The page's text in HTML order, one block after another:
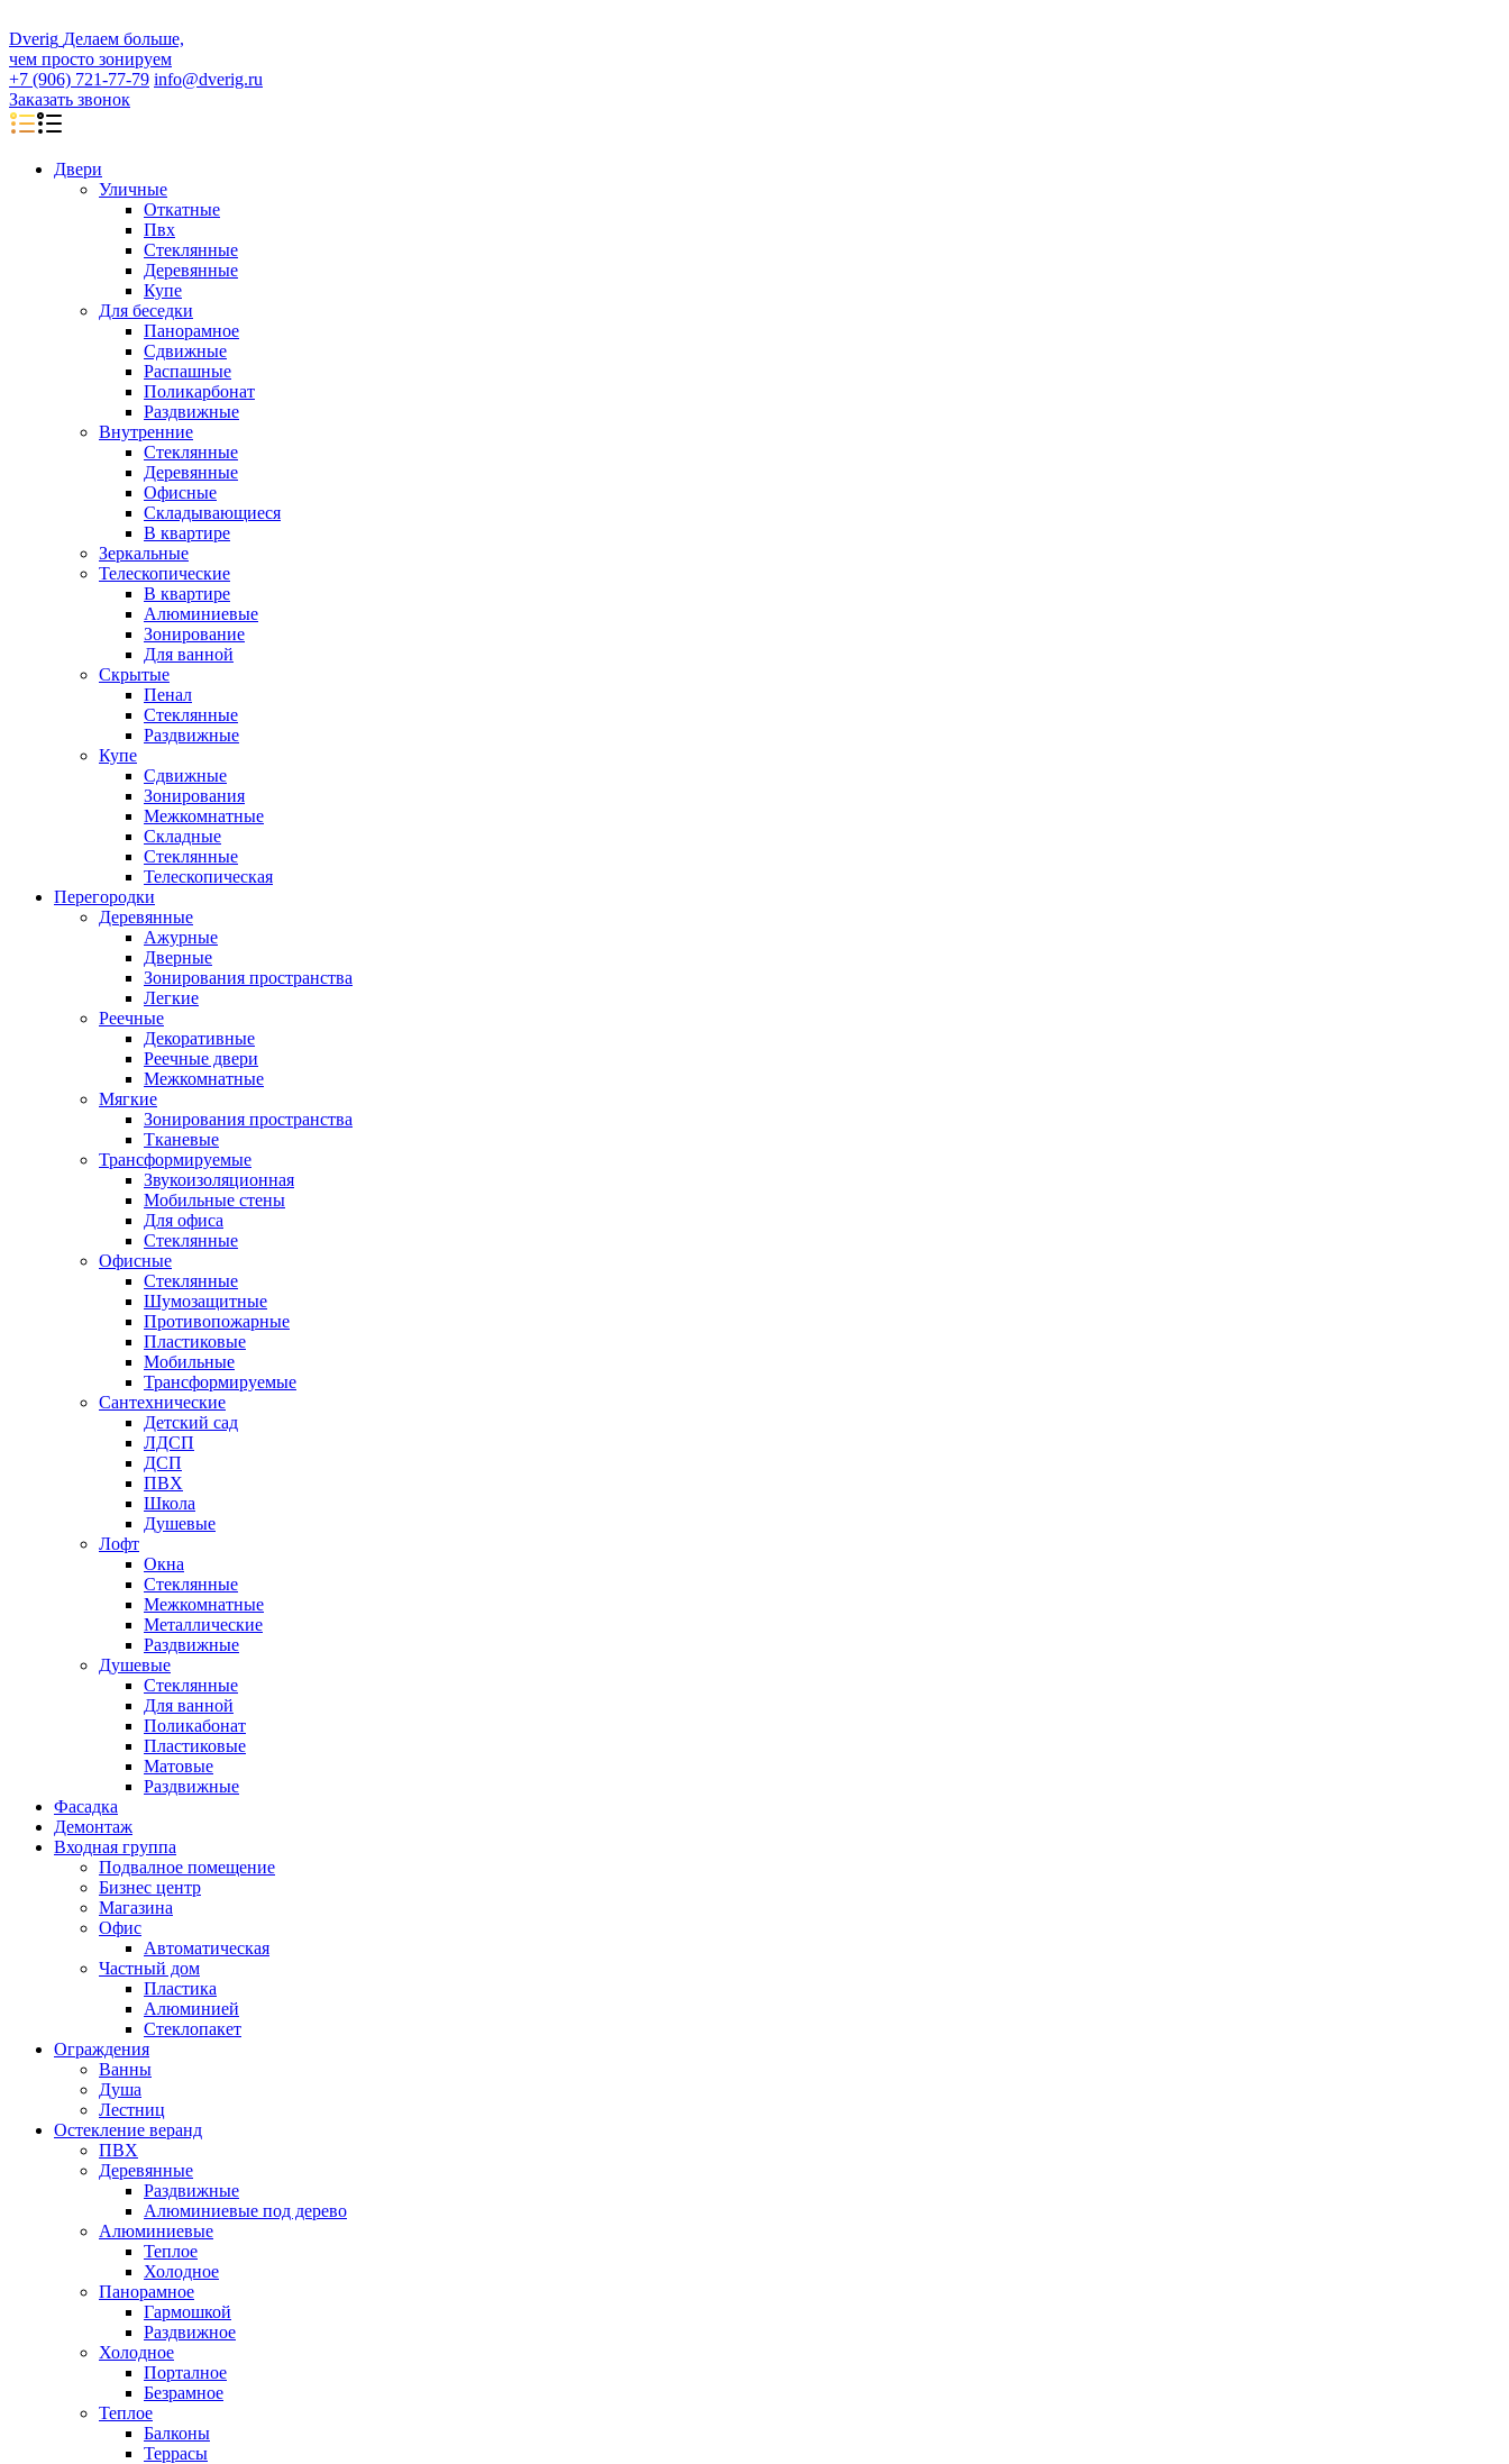
Dverig Делаем больше,
чем просто зонируем
+7 (906) 721-77-79 info@dverig.ru
Заказать звонок
Двери
Уличные
Откатные
Пвх
Стеклянные
Деревянные
Купе
Для беседки
Панорамное
Сдвижные
Распашные
Поликарбонат
Раздвижные
Внутренние
Стеклянные
Деревянные
Офисные
Складывающиеся
В квартире
Зеркальные
Телескопические
В квартире
Алюминиевые
Зонирование
Для ванной
Скрытые
Пенал
Стеклянные
Раздвижные
Купе
Сдвижные
Зонирования
Межкомнатные
Складные
Стеклянные
Телескопическая
Перегородки
Деревянные
Ажурные
Дверные
Зонирования пространства
Легкие
Реечные
Декоративные
Реечные двери
Межкомнатные
Мягкие
Зонирования пространства
Тканевые
Трансформируемые
Звукоизоляционная
Мобильные стены
Для офиса
Стеклянные
Офисные
Стеклянные
Шумозащитные
Противопожарные
Пластиковые
Мобильные
Трансформируемые
Сантехнические
Детский сад
ЛДСП
ДСП
ПВХ
Школа
Душевые
Лофт
Окна
Стеклянные
Межкомнатные
Металлические
Раздвижные
Душевые
Стеклянные
Для ванной
Поликабонат
Пластиковые
Матовые
Раздвижные
Фасадка
Демонтаж
Входная группа
Подвалное помещение
Бизнес центр
Магазина
Офис
Автоматическая
Частный дом
Пластика
Алюминией
Стеклопакет
Ограждения
Ванны
Душа
Лестниц
Остекление веранд
ПВХ
Деревянные
Раздвижные
Алюминиевые под дерево
Алюминиевые
Теплое
Холодное
Панорамное
Гармошкой
Раздвижное
Холодное
Порталное
Безрамное
Теплое
Балконы
Террасы